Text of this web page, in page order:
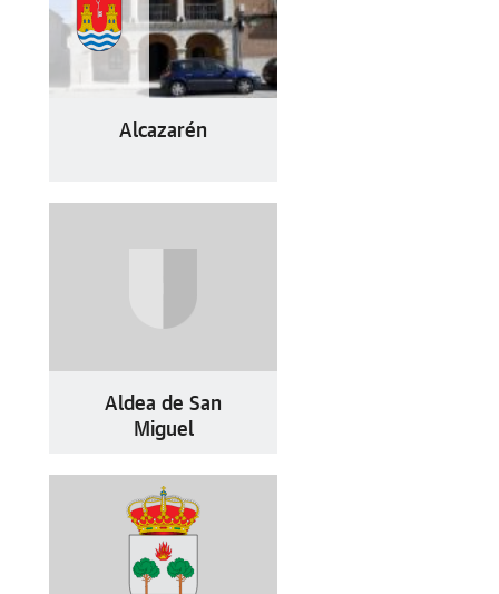
Alcazarén
Aldea de San
Miguel